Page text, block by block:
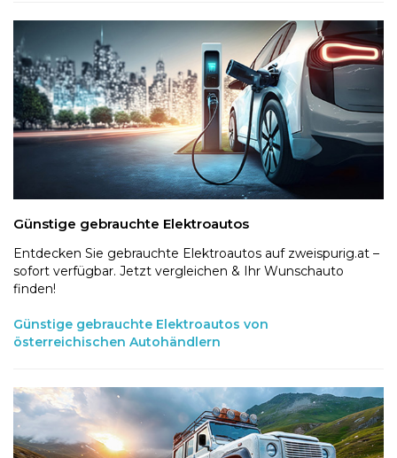
Günstige gebrauchte Elektroautos
Entdecken Sie gebrauchte Elektroautos auf zweispurig.at –
sofort verfügbar. Jetzt vergleichen & Ihr Wunschauto
finden!
Günstige gebrauchte Elektroautos von
österreichischen Autohändlern